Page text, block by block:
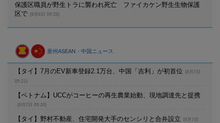
保護区職員が野生トラに襲われ死亡 ファイカケン野生生物保護
区で
(8月6日 09:22)
亜州ASEAN・中国ニュース
【タイ】7月のEV新車登録2.1万台、中国「吉利」が初首位
(8月7日
09:21)
【ベトナム】UCCがコーヒーの再生農業始動、現地調達先と提携
(8月7日 09:20)
【タイ】野村不動産、住宅開発大手のセンシリと合弁設立
(8月7日